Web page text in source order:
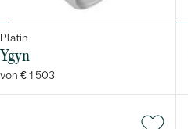
Platin
Ygyn
von € 1 503